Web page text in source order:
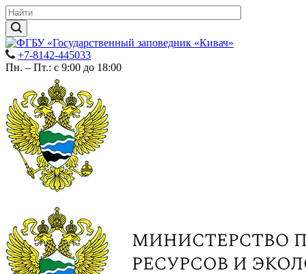
+7-8142-445033
Пн. – Пт.: с 9:00 до 18:00